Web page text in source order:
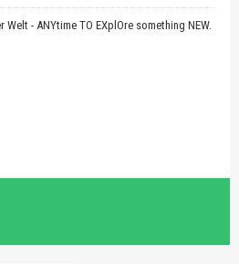
- ANYtime TO EXplOre something NEW.